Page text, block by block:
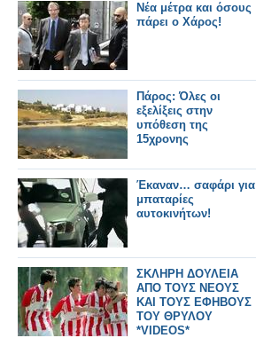
Νέα μέτρα και όσους
πάρει ο Χάρος!
Πάρος: Όλες οι
εξελίξεις στην
υπόθεση της
15χρονης
Έκαναν… σαφάρι για
μπαταρίες
αυτοκινήτων!
ΣΚΛΗΡΗ ΔΟΥΛΕΙΑ
ΑΠΟ ΤΟΥΣ ΝΕΟΥΣ
ΚΑΙ ΤΟΥΣ ΕΦΗΒΟΥΣ
ΤΟΥ ΘΡΥΛΟΥ
*VIDEOS*